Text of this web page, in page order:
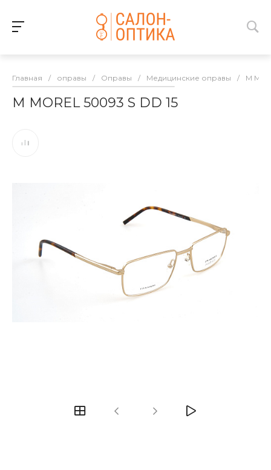
Главная / оправы / Оправы / Медицинские оправы / M
M MOREL 50093 S DD 15